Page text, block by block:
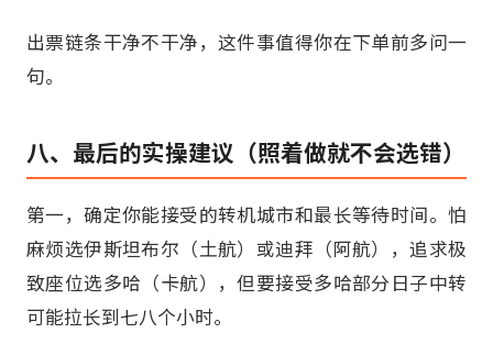
出票链条干净不干净，这件事值得你在下单前多问一
句。
八、最后的实操建议（照着做就不会选错）
第一，确定你能接受的转机城市和最长等待时间。怕
麻烦选伊斯坦布尔（土航）或迪拜（阿航），追求极
致座位选多哈（卡航），但要接受多哈部分日子中转
可能拉长到七八个小时。